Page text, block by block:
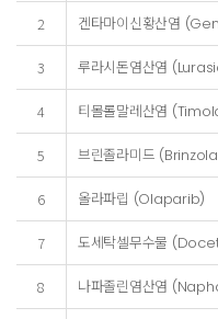
2 겐타마이신황산염
3 루라시돈염산염
4 티몰롤말레산염
5 브린졸라미드
6 올라파립 (Olaparib)
7 도세탁셀무수물
8 나파졸린염산염